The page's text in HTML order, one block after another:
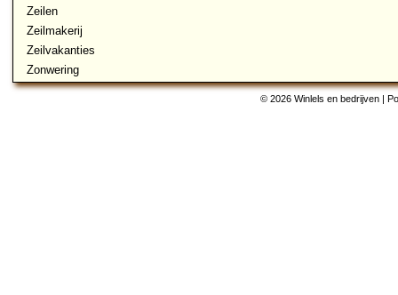
Zeilen
Zeilmakerij
Zeilvakanties
Zonwering
© 2026 Winlels en bedrijven |